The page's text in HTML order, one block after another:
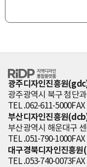
RiDP 지역디자
인 통합플랫폼
광주디자인진흥원
광주광역시 북구 첨단
TEL .062-611-5000
부산디자인진흥원
부산광역시 해운대구
TEL .051-790-1000
대구경북디자인진흥
TEL .053-740-0073